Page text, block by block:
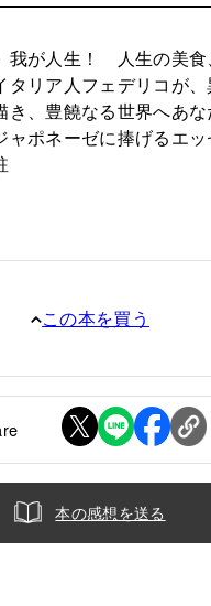
我が人生！ 人生の美食
タリア人フェデリコが
き、豊饒なる世界へあ
ャポネーゼに捧げるエッ
この本を買う
本の感想を送る